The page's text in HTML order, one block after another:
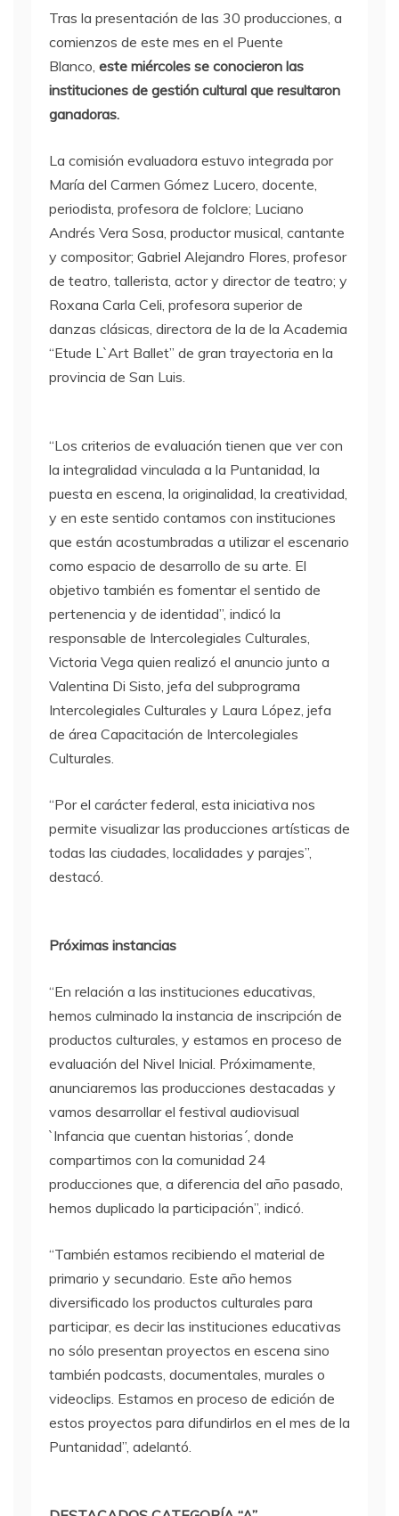
Tras la presentación de las 30 producciones, a
comienzos de este mes en el Puente
Blanco, este miércoles se conocieron las
instituciones de gestión cultural que resultaron
ganadoras.
La comisión evaluadora estuvo integrada por
María del Carmen Gómez Lucero, docente,
periodista, profesora de folclore; Luciano
Andrés Vera Sosa, productor musical, cantante
y compositor; Gabriel Alejandro Flores, profesor
de teatro, tallerista, actor y director de teatro; y
Roxana Carla Celi, profesora superior de
danzas clásicas, directora de la de la Academia
“Etude L`Art Ballet” de gran trayectoria en la
provincia de San Luis.
“Los criterios de evaluación tienen que ver con
la integralidad vinculada a la Puntanidad, la
puesta en escena, la originalidad, la creatividad,
y en este sentido contamos con instituciones
que están acostumbradas a utilizar el escenario
como espacio de desarrollo de su arte. El
objetivo también es fomentar el sentido de
pertenencia y de identidad”, indicó la
responsable de Intercolegiales Culturales,
Victoria Vega quien realizó el anuncio junto a
Valentina Di Sisto, jefa del subprograma
Intercolegiales Culturales y Laura López, jefa
de área Capacitación de Intercolegiales
Culturales.
“Por el carácter federal, esta iniciativa nos
permite visualizar las producciones artísticas de
todas las ciudades, localidades y parajes”,
destacó.
Próximas instancias
“En relación a las instituciones educativas,
hemos culminado la instancia de inscripción de
productos culturales, y estamos en proceso de
evaluación del Nivel Inicial. Próximamente,
anunciaremos las producciones destacadas y
vamos desarrollar el festival audiovisual
`Infancia que cuentan historias´, donde
compartimos con la comunidad 24
producciones que, a diferencia del año pasado,
hemos duplicado la participación”, indicó.
“También estamos recibiendo el material de
primario y secundario. Este año hemos
diversificado los productos culturales para
participar, es decir las instituciones educativas
no sólo presentan proyectos en escena sino
también podcasts, documentales, murales o
videoclips. Estamos en proceso de edición de
estos proyectos para difundirlos en el mes de la
Puntanidad”, adelantó.